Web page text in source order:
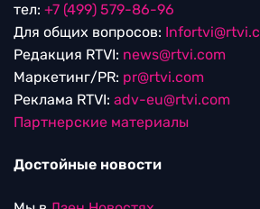
тел: +7 (499) 579-86-96
Для общих вопросов:
Редакция RTVI: news@rtvi.com
Маркетинг/PR: pr@rtvi.com
Реклама RTVI: adv-eu@rtvi.com
Партнерские материалы
Достойные новости